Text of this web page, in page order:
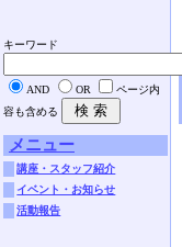
キーワード
AND OR
ページ内
容も含める
メニュー
講座・スタッフ紹介
イベント・お知らせ
活動報告